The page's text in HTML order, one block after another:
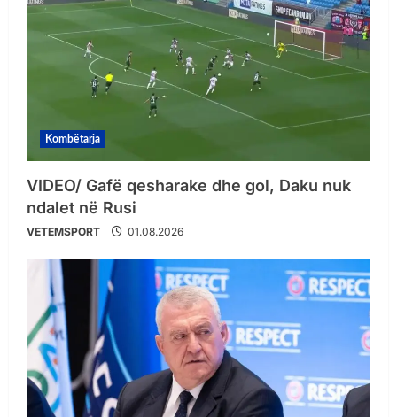
Kombëtarja
VIDEO/ Gafë qesharake dhe gol, Daku nuk
ndalet në Rusi
VETEMSPORT 01.08.2026